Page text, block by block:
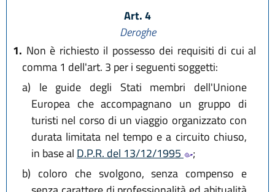
Art. 4
Deroghe
1. Non è richiesto il possesso dei requisiti di cui al
comma 1 dell'art. 3 per i seguenti soggetti:
a) le guide degli Stati membri dell'Unione
Europea che accompagnano un gruppo di
turisti nel corso di un viaggio organizzato con
durata limitata nel tempo e a circuito chiuso,
in base al D.P.R. del 13/12/1995
;
b) coloro che svolgono, senza compenso e